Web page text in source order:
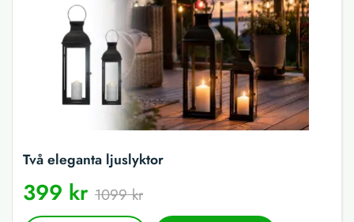
Två eleganta ljuslyktor
399 kr 1099 kr